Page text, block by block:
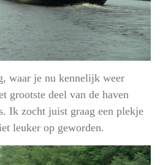
waar je nu kennelijk weer
grootste deel van de haven
Ik zocht juist graag een plekje
leuker op geworden.